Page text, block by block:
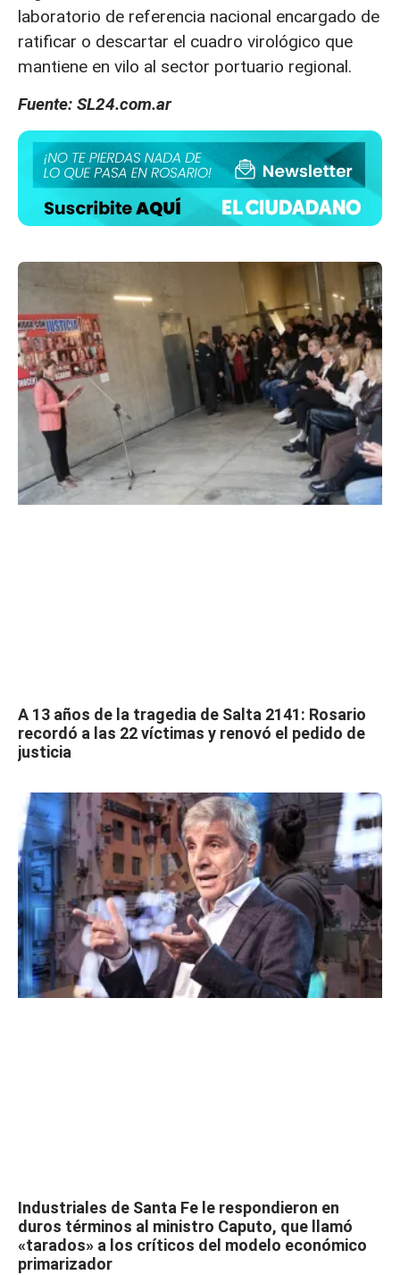
laboratorio de referencia nacional encargado de
ratificar o descartar el cuadro virológico que
mantiene en vilo al sector portuario regional.
Fuente: SL24.com.ar
A 13 años de la tragedia de Salta 2141: Rosario
recordó a las 22 víctimas y renovó el pedido de
justicia
Industriales de Santa Fe le respondieron en
duros términos al ministro Caputo, que llamó
«tarados» a los críticos del modelo económico
primarizador